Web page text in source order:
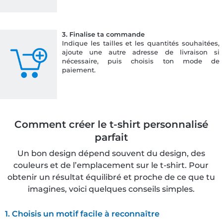
3. Finalise ta commande
Indique les tailles et les quantités souhaitées,
ajoute une autre adresse de livraison si
nécessaire, puis choisis ton mode de
paiement.
Comment créer le t-shirt personnalisé
parfait
Un bon design dépend souvent du design, des
couleurs et de l’emplacement sur le t-shirt. Pour
obtenir un résultat équilibré et proche de ce que tu
imagines, voici quelques conseils simples.
1. Choisis un motif facile à reconnaître